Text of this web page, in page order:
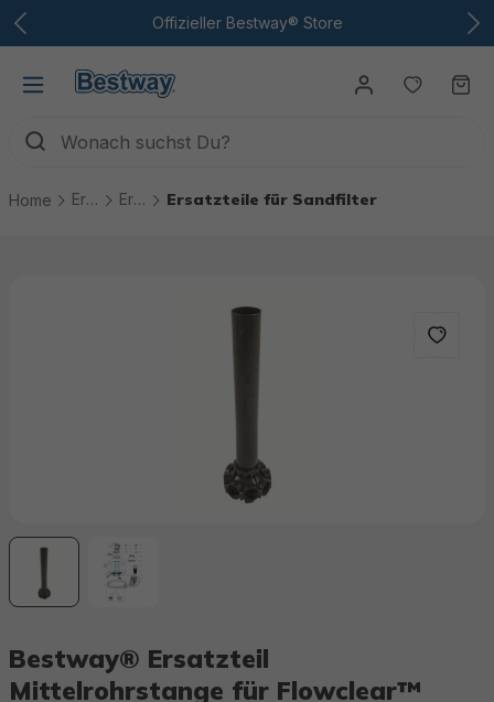
Zum Hauptinhalt Offizieller Bestway® Store
Du
Home Ersatzteile Ersatzteile Pool Technik Ersatzteile für Sandfilter
Bestway® Ersatzteil
Mittelrohrstange für Flowclear™